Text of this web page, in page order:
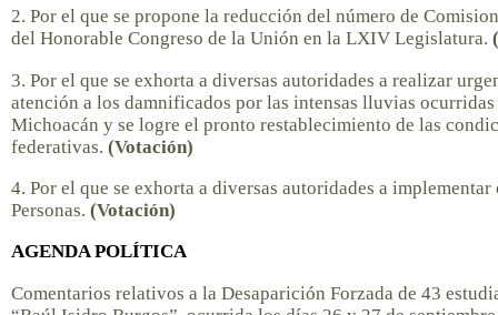
2. Por el que se propone la reducción del número de
del Honorable Congreso de la Unión en la LXIV Legislatura.
3. Por el que se exhorta a diversas autoridades a realizar
atención a los damnificados por las intensas lluvias
Michoacán y se logre el pronto restablecimiento de las
federativas. (Votación)
4. Por el que se exhorta a diversas autoridades a
Personas. (Votación)
AGENDA POLÍTICA
Comentarios relativos a la Desaparición Forzada de 43